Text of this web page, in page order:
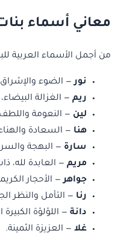
معاني أسماء
من أجمل الأسماء العربية
نور— الضوء
ريم — الغزالة
لين — النعومة
هنا — السعادة
سارة — البهجة
مريم — العابدة لله،
جواهر— الأحجار
رنا — التأمل والنظر
دانة — اللؤلؤة
غلا — العزيزة الثمينة.